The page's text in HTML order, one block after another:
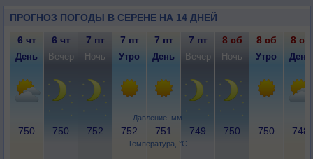
ПРОГНОЗ ПОГОДЫ В СЕРЕНЕ НА 14 ДНЕЙ
Давление, мм
Температура, °C
6 чт 6 чт 7 пт 7 пт 7 пт 7 пт 8 сб 8 сб 8 сб
День Вечер Ночь Утро День Вечер Ночь Утро День
750 750 752 752 751 749 750 750 748